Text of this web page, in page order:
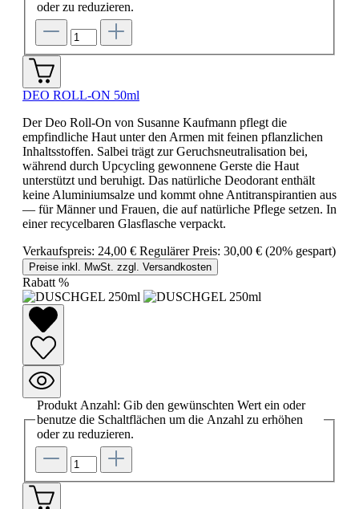
oder zu reduzieren.
DEO ROLL-ON 50ml
Der Deo Roll-On von Susanne Kaufmann pflegt die
empfindliche Haut unter den Armen mit feinen pflanzlichen
Inhaltsstoffen. Salbei trägt zur Geruchsneutralisation bei,
während durch Upcycling gewonnene Gerste die Haut
unterstützt und beruhigt. Das natürliche Deodorant enthält
keine Aluminiumsalze und kommt ohne Antitranspirantien aus
— für Männer und Frauen, die auf natürliche Pflege setzen. In
einer recycelbaren Glasflasche verpackt.
Verkaufspreis: 24,00 € Regulärer Preis: 30,00 € (20% gespart)
Preise inkl. MwSt. zzgl. Versandkosten
Rabatt %
Produkt Anzahl: Gib den gewünschten Wert ein oder
benutze die Schaltflächen um die Anzahl zu erhöhen
oder zu reduzieren.